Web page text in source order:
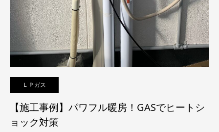
ＬＰガス
【施工事例】パワフル暖房！GASでヒートシ
ョック対策